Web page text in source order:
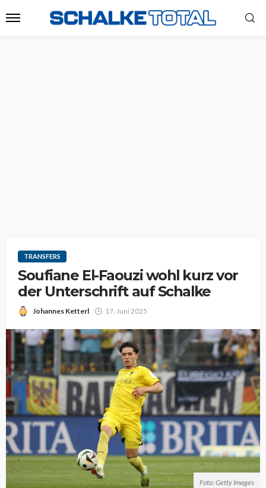
TRANSFERS
Soufiane El-Faouzi wohl kurz vor
der Unterschrift auf Schalke
Johannes Ketterl 17. Juni 2025
Foto: Getty Images